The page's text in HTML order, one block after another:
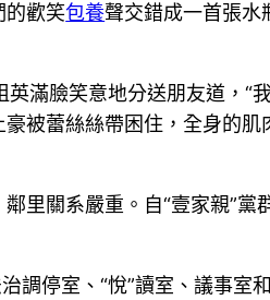
的歡笑包養聲交錯成一首張水
英滿臉笑意地分送朋友道，
被蕾絲絲帶困住，全身的
里關系嚴重。自“壹家親”
調停室、“悅”讀室、議事